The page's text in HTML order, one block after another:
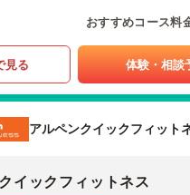
おすすめコース料
見る 体験・相談
アルペンクイックフィット
クイックフィットネス